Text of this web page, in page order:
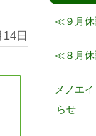
日
≪９月休
≪８月休
メノエ
らせ